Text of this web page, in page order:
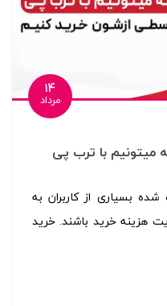
14
مرداد
که میتونیم با ترب پی
شده بسیاری از کاربران به
هزینه خرید باشند. خرید